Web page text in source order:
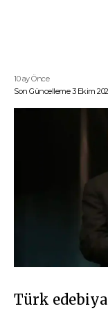
Son Güncelleme 3 Ekim
10 ay Önce
Türk